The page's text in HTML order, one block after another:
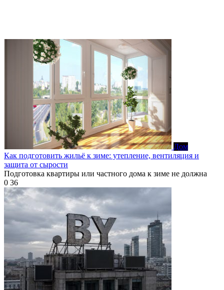
Дом
Как подготовить жильё к зиме: утепление, вентиляция и
защита от сырости
Подготовка квартиры или частного дома к зиме не должна
0 36